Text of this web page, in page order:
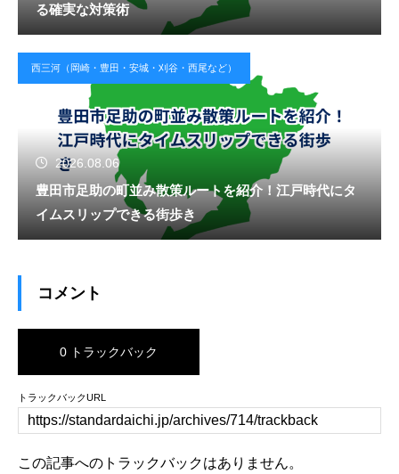
る確実な対策術
西三河（岡崎・豊田・安城・刈谷・西尾など）
2026.08.06
豊田市足助の町並み散策ルートを紹介！江戸時代にタ
イムスリップできる街歩き
コメント
0 トラックバック
トラックバックURL
この記事へのトラックバックはありません。